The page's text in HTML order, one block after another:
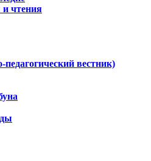
чтения
вестник)